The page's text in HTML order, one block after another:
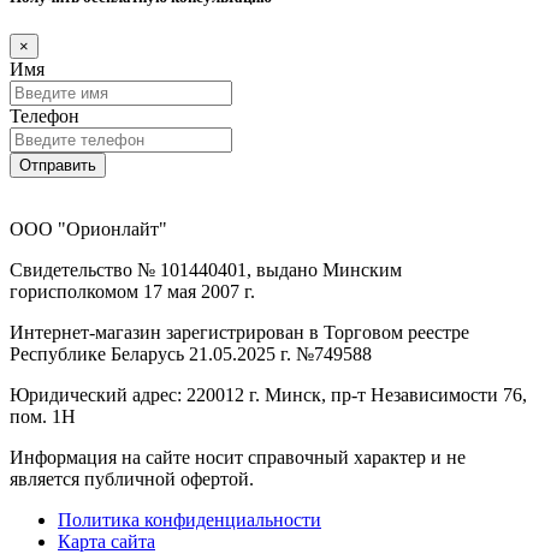
×
Имя
Телефон
Отправить
ООО "Орионлайт"
Свидетельство № 101440401, выдано Минским
горисполкомом 17 мая 2007 г.
Интернет-магазин зарегистрирован в Торговом реестре
Республике Беларусь 21.05.2025 г. №749588
Юридический адрес: 220012 г. Минск, пр-т Независимости 76,
пом. 1Н
Информация на сайте носит справочный характер и не
является публичной офертой.
Политика конфиденциальности
Карта сайта